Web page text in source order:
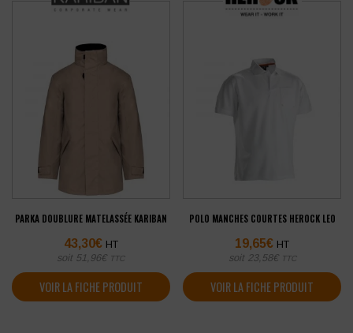
PARKA DOUBLURE MATELASSÉE KARIBAN
43,30€ HT
soit 51,96€ TTC
VOIR LA FICHE PRODUIT
POLO MANCHES COURTES HEROCK LEO
19,65€ HT
soit 23,58€ TTC
VOIR LA FICHE PRODUIT